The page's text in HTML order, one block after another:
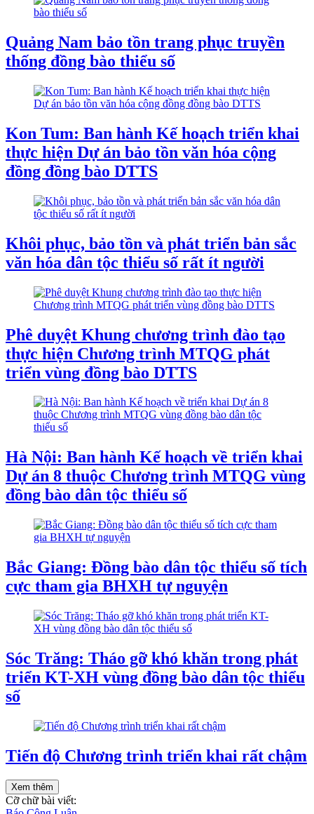
Quảng Nam bảo tồn trang phục truyền
thống đồng bào thiểu số
Kon Tum: Ban hành Kế hoạch triển khai
thực hiện Dự án bảo tồn văn hóa cộng
đồng đồng bào DTTS
Khôi phục, bảo tồn và phát triển bản sắc
văn hóa dân tộc thiểu số rất ít người
Phê duyệt Khung chương trình đào tạo
thực hiện Chương trình MTQG phát
triển vùng đồng bào DTTS
Hà Nội: Ban hành Kế hoạch về triển khai
Dự án 8 thuộc Chương trình MTQG vùng
đồng bào dân tộc thiểu số
Bắc Giang: Đồng bào dân tộc thiểu số tích
cực tham gia BHXH tự nguyện
Sóc Trăng: Tháo gỡ khó khăn trong phát
triển KT-XH vùng đồng bào dân tộc thiểu
số
Tiến độ Chương trình triển khai rất chậm
Xem thêm
Cỡ chữ bài viết: